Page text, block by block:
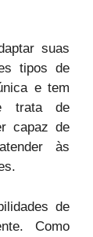
suas
tipos de
e tem
trata de
capaz de
às
de
Como